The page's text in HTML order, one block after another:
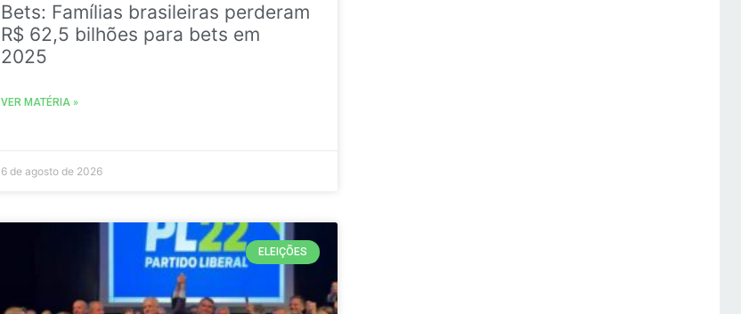
Bets: Famílias brasileiras perderam
R$ 62,5 bilhões para bets em
2025
VER MATÉRIA »
6 de agosto de 2026
ELEIÇÕES